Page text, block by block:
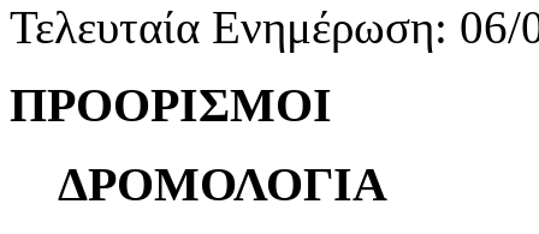
Τελευταία Ενημέρωση:
ΠΡΟΟΡΙΣΜΟΙ
ΔΡΟΜΟΛΟΓΙΑ